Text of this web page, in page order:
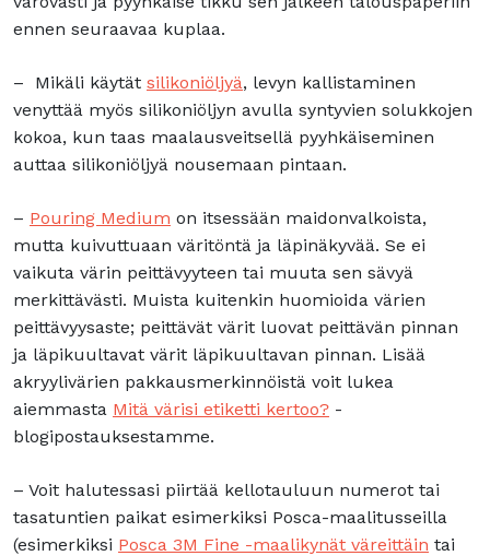
ennen seuraavaa kuplaa.
– Mikäli käytät silikoniöljyä, levyn kallistaminen
venyttää myös silikoniöljyn avulla syntyvien solukkojen
kokoa, kun taas maalausveitsellä pyyhkäiseminen
auttaa silikoniöljyä nousemaan pintaan.
– Pouring Medium on itsessään maidonvalkoista,
mutta kuivuttuaan väritöntä ja läpinäkyvää. Se ei
vaikuta värin peittävyyteen tai muuta sen sävyä
merkittävästi. Muista kuitenkin huomioida värien
peittävyysaste; peittävät värit luovat peittävän pinnan
ja läpikuultavat värit läpikuultavan pinnan. Lisää
akryylivärien pakkausmerkinnöistä voit lukea
aiemmasta Mitä värisi etiketti kertoo? -
blogipostauksestamme.
– Voit halutessasi piirtää kellotauluun numerot tai
tasatuntien paikat esimerkiksi Posca-maalitusseilla
(esimerkiksi Posca 3M Fine -maalikynät väreittäin tai